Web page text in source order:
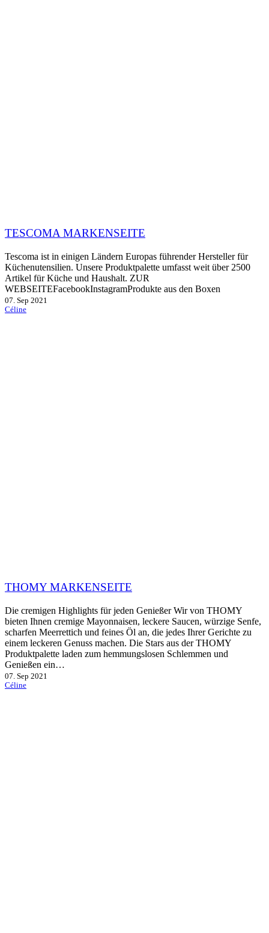
TESCOMA MARKENSEITE
Tescoma ist in einigen Ländern Europas führender Hersteller für
Küchenutensilien. Unsere Produktpalette umfasst weit über 2500
Artikel für Küche und Haushalt. ZUR
WEBSEITEFacebookInstagramProdukte aus den Boxen
07. Sep 2021
Céline
THOMY MARKENSEITE
Die cremigen Highlights für jeden Genießer Wir von THOMY
bieten Ihnen cremige Mayonnaisen, leckere Saucen, würzige Senfe,
scharfen Meerrettich und feines Öl an, die jedes Ihrer Gerichte zu
einem leckeren Genuss machen. Die Stars aus der THOMY
Produktpalette laden zum hemmungslosen Schlemmen und
Genießen ein…
07. Sep 2021
Céline